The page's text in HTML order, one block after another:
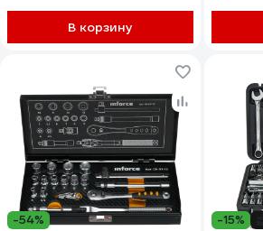
В корзину
-54% -15%